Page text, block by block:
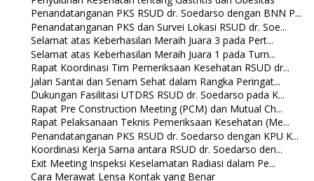
Penandatanganan PKS RSUD dr. Soedarso dengan BNN P...
Penandatanganan PKS dan Survei Lokasi RSUD dr. Soe...
Selamat atas Keberhasilan Meraih Juara 3 pada Pert...
Selamat atas Keberhasilan Meraih Juara 1 pada Turn...
Rapat Koordinasi Tim Pemeriksaan Kesehatan RSUD dr...
Jalan Santai dan Senam Sehat dalam Rangka Peringat...
Dukungan Fasilitasi UTDRS RSUD dr. Soedarso pada K...
Rapat Pre Construction Meeting (PCM) dan Mutual Ch...
Rapat Pelaksanaan Teknis Pemeriksaan Kesehatan (Me...
Penandatanganan PKS RSUD dr. Soedarso dengan KPU K...
Koordinasi Kerja Sama antara RSUD dr. Soedarso den...
Exit Meeting Inspeksi Keselamatan Radiasi dalam Pe...
Cara Merawat Lensa Kontak yang Benar